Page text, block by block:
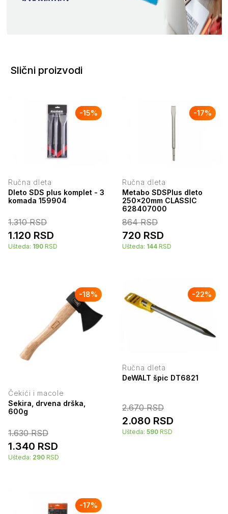
Slični proizvodi
-15%
Ručna dleta
Dleto SDS plus komplet - 3
komada 159904
1.310RSD
1.120 RSD
Ušteda: 190 RSD
-17%
Ručna dleta
Metabo SDSPlus dleto
250x20mm CLASSIC
628407000
864 RSD
720 RSD
Ušteda: 144 RSD
-18%
Čekići i macole
Sekira, drvena drška,
600g
1.630RSD
1.340 RSD
Ušteda: 290 RSD
-22%
Ručna dleta
DeWALT špic DT6821
2.670RSD
2.080 RSD
Ušteda: 590 RSD
-17%